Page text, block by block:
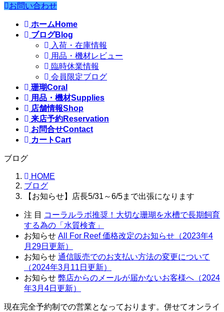
お問い合わせ
ホーム Home
ブログBlog
入荷・在庫情報
用品・機材レビュー
臨時休業情報
会員限定ブログ
珊瑚Coral
用品・機材Supplies
店舗情報Shop
来店予約Reservation
お問合せContact
カートCart
ブログ
HOME
ブログ
【お知らせ】店長5/31～6/5まで出張になります
注 目 コーラルラボ推奨！大切な珊瑚を水槽で長期飼育
する為の「水質検査」
お知らせ All For Reef 価格改定のお知らせ（2023年4
月29日更新）
お知らせ 通信販売でのお支払い方法の変更について
（2024年3月11日更新）
お知らせ 弊店からのメールが届かないお客様へ（2024
年3月4日更新）
現在完全予約制での営業となっております。併せてオンライ